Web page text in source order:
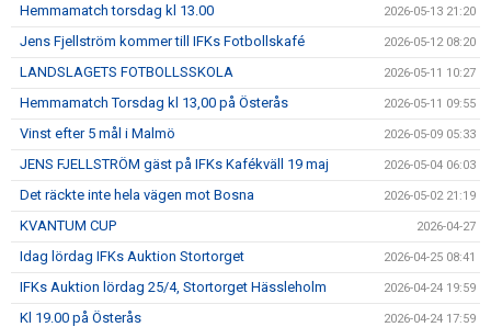
Hemmamatch torsdag kl 13.00 2026-05-13 21:20
Jens Fjellström kommer till IFKs Fotbollskafé 2026-05-12 08:20
LANDSLAGETS FOTBOLLSSKOLA 2026-05-11 10:27
Hemmamatch Torsdag kl 13,00 på Österås 2026-05-11 09:55
Vinst efter 5 mål i Malmö 2026-05-09 05:33
JENS FJELLSTRÖM gäst på IFKs Kafékväll 19 maj 2026-05-04 06:03
Det räckte inte hela vägen mot Bosna 2026-05-02 21:19
KVANTUM CUP 2026-04-27
Idag lördag IFKs Auktion Stortorget 2026-04-25 08:41
IFKs Auktion lördag 25/4, Stortorget Hässleholm 2026-04-24 19:59
Kl 19.00 på Österås 2026-04-24 17:59